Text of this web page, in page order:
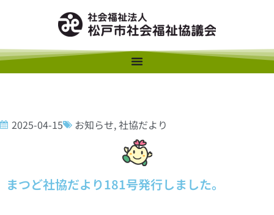
2025-04-15 お知らせ,社協だより
まつど社協だより181号発行しました。